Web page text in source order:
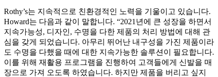
Rothy’s는 지속적으로 친환경적인 노력을 기울이고 있습니다.
Howard는 다음과 같이 말합니다. “2021년에 큰 성장을 하면서
지속가능성, 디자인, 수명을 다한 제품의 처리 방법에 대해 관
심을 갖게 되었습니다. 아무리 뛰어난 내구성을 가진 제품이라
도 수명을 다했을 때에 대한 지속가능한 솔루션이 필요합니다.
이를 위해 재활용 프로그램을 진행하여 고객들에게 신발을 매
장으로 가져 오도록 하였습니다. 하지만 제품을 버리고 싶지